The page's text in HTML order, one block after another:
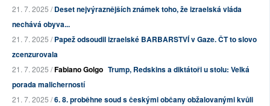
21. 7. 2025 /Deset nejvýraznějších známek toho, že izraelská vláda
nechává obyva...
21. 7. 2025 /Papež odsoudil izraelské BARBARSTVÍ v Gaze. ČT to slovo
zcenzurovala
21. 7. 2025 /Fabiano Golgo Trump, Redskins a diktátoři u stolu: Velká
porada malicherností
21. 7. 2025 /6. 8. proběhne soud s českými občany obžalovanými kvůli